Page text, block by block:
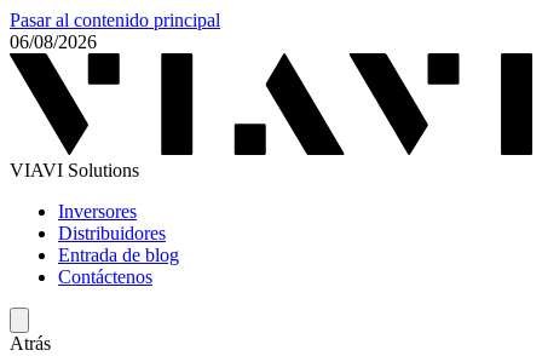
Pasar al contenido principal
06/08/2026
VIAVI Solutions
Inversores
Distribuidores
Entrada de blog
Contáctenos
Atrás